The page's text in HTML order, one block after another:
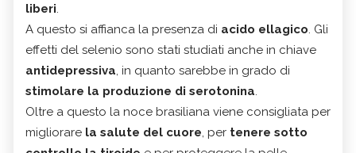
liberi.
A questo si affianca la presenza di acido ellagico. Gli
effetti del selenio sono stati studiati anche in chiave
antidepressiva, in quanto sarebbe in grado di
stimolare la produzione di serotonina.
Oltre a questo la noce brasiliana viene consigliata per
migliorare la salute del cuore, per tenere sotto